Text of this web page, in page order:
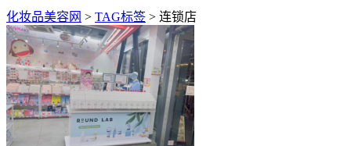
化妆品美容网 > TAG标签 > 连锁店